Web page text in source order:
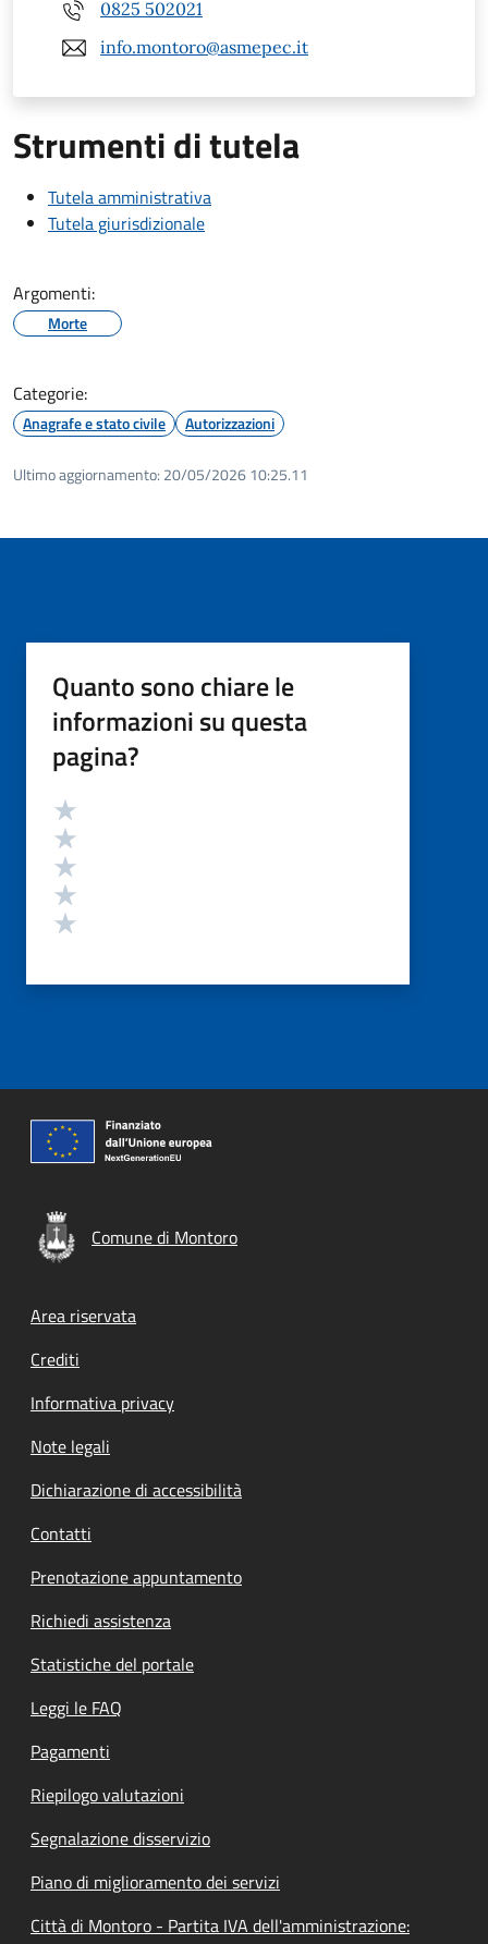
0825 502021
info.montoro@asmepec.it
Strumenti di tutela
Tutela amministrativa
Tutela giurisdizionale
Argomenti:
Morte
Categorie:
Anagrafe e stato civile Autorizzazioni
Ultimo aggiornamento: 20/05/2026 10:25.11
Quanto sono chiare le
informazioni su questa
pagina?
Valutazione
Comune di Montoro
Footer menu
Area riservata
Crediti
Informativa privacy
Note legali
Dichiarazione di accessibilità
Contatti
Prenotazione appuntamento
Richiedi assistenza
Statistiche del portale
Leggi le FAQ
Pagamenti
Riepilogo valutazioni
Segnalazione disservizio
Piano di miglioramento dei servizi
Città di Montoro - Partita IVA dell'amministrazione: